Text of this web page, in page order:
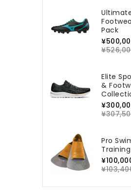
Pack
Elite
&
Pro